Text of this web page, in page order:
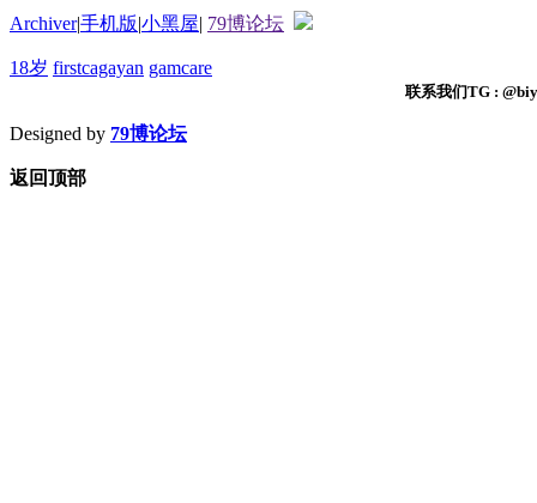
Archiver|手机版|小黑屋| 79博论坛
18岁 firstcagayan gamcare
联系我们TG :
Designed by 79博论坛
返回顶部